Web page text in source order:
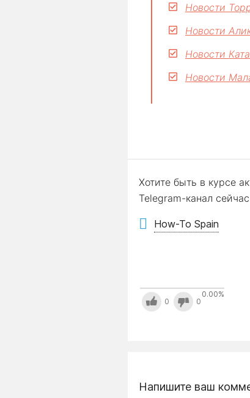
Новости
Новости
Новости
Новости
Хотите быть в курсе
Telegram-канал
How-To Spain
0.00%
0 0
Напишите ваш